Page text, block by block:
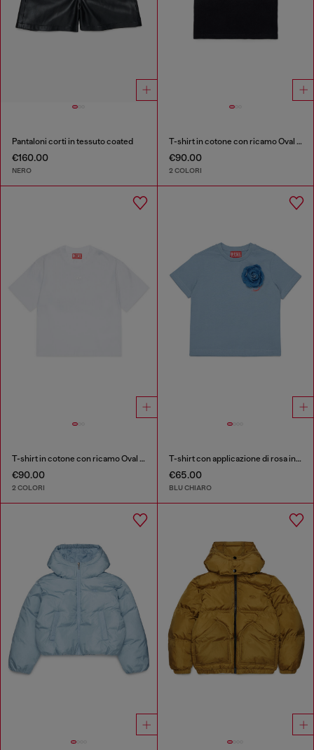
Pantaloni corti in tessuto coated
€160.00
NERO
T-shirt in cotone con ricamo Oval D tono su tono
€90.00
2 COLORI
T-shirt in cotone con ricamo Oval D tono su tono
€90.00
2 COLORI
T-shirt con applicazione di rosa in denim
€65.00
BLU CHIARO